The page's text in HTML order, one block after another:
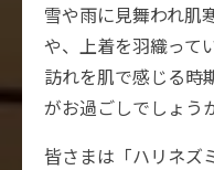
雪や雨に見舞われ肌
や、上着を羽織って
訪れを肌で感じる時
がお過ごしでしょう
皆さまは「ハリネズ